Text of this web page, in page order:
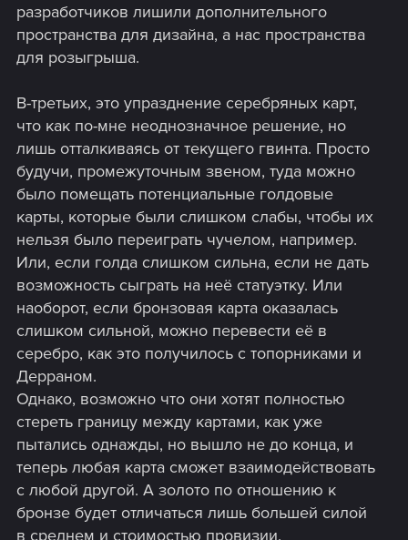
разработчиков лишили дополнительного
пространства для дизайна, а нас пространства
для розыгрыша.
В-третьих, это упразднение серебряных карт,
что как по-мне неоднозначное решение, но
лишь отталкиваясь от текущего гвинта. Просто
будучи, промежуточным звеном, туда можно
было помещать потенциальные голдовые
карты, которые были слишком слабы, чтобы их
нельзя было переиграть чучелом, например.
Или, если голда слишком сильна, если не дать
возможность сыграть на неё статуэтку. Или
наоборот, если бронзовая карта оказалась
слишком сильной, можно перевести её в
серебро, как это получилось с топорниками и
Дерраном.
Однако, возможно что они хотят полностью
стереть границу между картами, как уже
пытались однажды, но вышло не до конца, и
теперь любая карта сможет взаимодействовать
с любой другой. А золото по отношению к
бронзе будет отличаться лишь большей силой
в среднем и стоимостью провизии.